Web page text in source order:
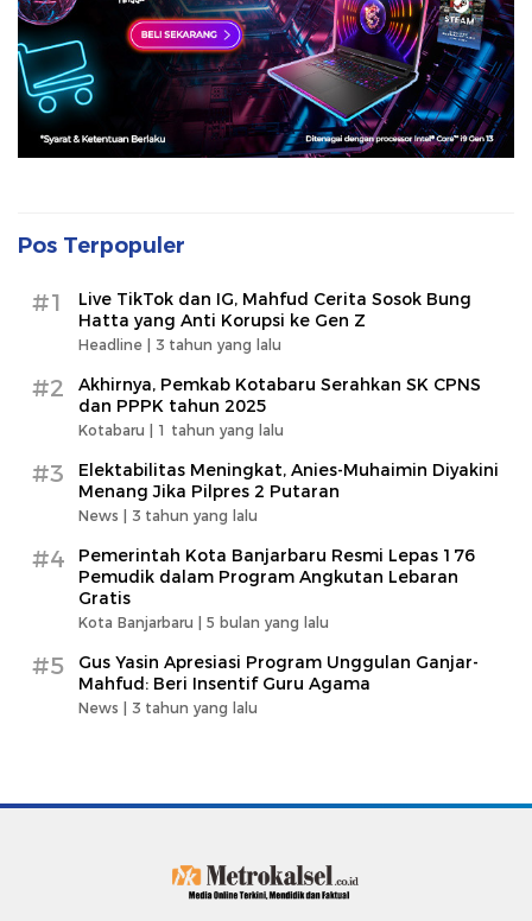
Pos Terpopuler
#1
Live TikTok dan IG, Mahfud Cerita Sosok Bung
Hatta yang Anti Korupsi ke Gen Z
Headline | 3 tahun yang lalu
#2
Akhirnya, Pemkab Kotabaru Serahkan SK CPNS
dan PPPK tahun 2025
Kotabaru | 1 tahun yang lalu
#3
Elektabilitas Meningkat, Anies-Muhaimin Diyakini
Menang Jika Pilpres 2 Putaran
News | 3 tahun yang lalu
#4
Pemerintah Kota Banjarbaru Resmi Lepas 176
Pemudik dalam Program Angkutan Lebaran
Gratis
Kota Banjarbaru | 5 bulan yang lalu
#5
Gus Yasin Apresiasi Program Unggulan Ganjar-
Mahfud: Beri Insentif Guru Agama
News | 3 tahun yang lalu